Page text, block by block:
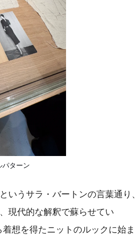
パターン
うサラ・バートンの言葉通り、
現代的な解釈で蘇らせてい
想を得たニットのルックに始ま